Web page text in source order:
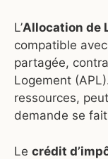
L’Allocation de
compatible
partagée,
Logement
ressources,
demande se
Le crédit